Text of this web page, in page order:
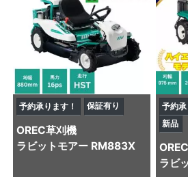
予約承ります！ 保証有り
OREC草刈機
ラビットモアー RM883X
予約承
新品
OREC
ラビ